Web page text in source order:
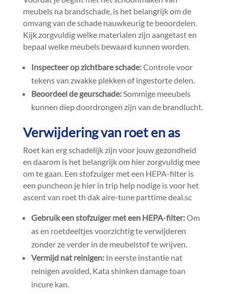
meubels na brandschade, is het belangrijk om de
omvang van de schade nauwkeurig te beoordelen.​
Kijk zorgvuldig welke materialen zijn aangetast en
bepaal welke meubels bewaard kunnen worden.​
Inspecteer op zichtbare schade:Controle voor
tekens van zwakke plekken of ingestorte delen.​
Beoordeel de geurschade:Sommige meeubels
kunnen diep doordrongen zijn van de brandlucht.​
Verwijdering van roet en as
Roet kan erg schadelijk zijn voor jouw gezondheid
en daarom is het belangrijk om hier zorgvuldig mee
om te gaan.​ Een stofzuiger met een HEPA-filter is
een puncheon je hier in trip help nodige is voor het
ascent van roet th dak aire-tune parttime deal.​sc
Gebruik een stofzuiger met een HEPA-filter:Om
as en roetdeeltjes voorzichtig te verwijderen
zonder ze verder in de meubelstof te wrijven.​
Vermijd nat reinigen:In eerste instantie nat
reinigen avoided, Kata shinken damage toan
incure kan.​